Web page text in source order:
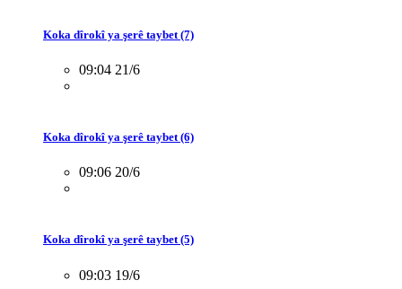
Koka dîrokî ya şerê taybet (7)
09:04 21/6
Koka dîrokî ya şerê taybet (6)
09:06 20/6
Koka dîrokî ya şerê taybet (5)
09:03 19/6